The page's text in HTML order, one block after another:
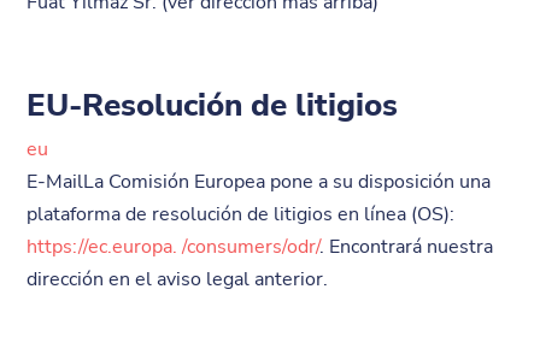
EU-Resolución de litigios
eu
E-MailLa Comisión Europea pone a su disposición una
plataforma de resolución de litigios en línea (OS):
https://ec.europa. /consumers/odr/. Encontrará nuestra
dirección en el aviso legal anterior.